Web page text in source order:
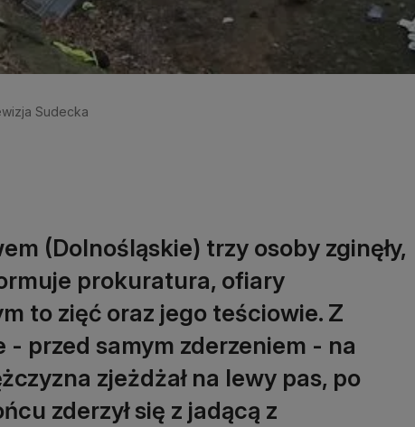
Sudecka
(Dolnośląskie) trzy osoby zginęły,
prokuratura, ofiary
to zięć oraz jego teściowie. Z
przed samym zderzeniem - na
zjeżdżał na lewy pas, po
zderzył się z jadącą z